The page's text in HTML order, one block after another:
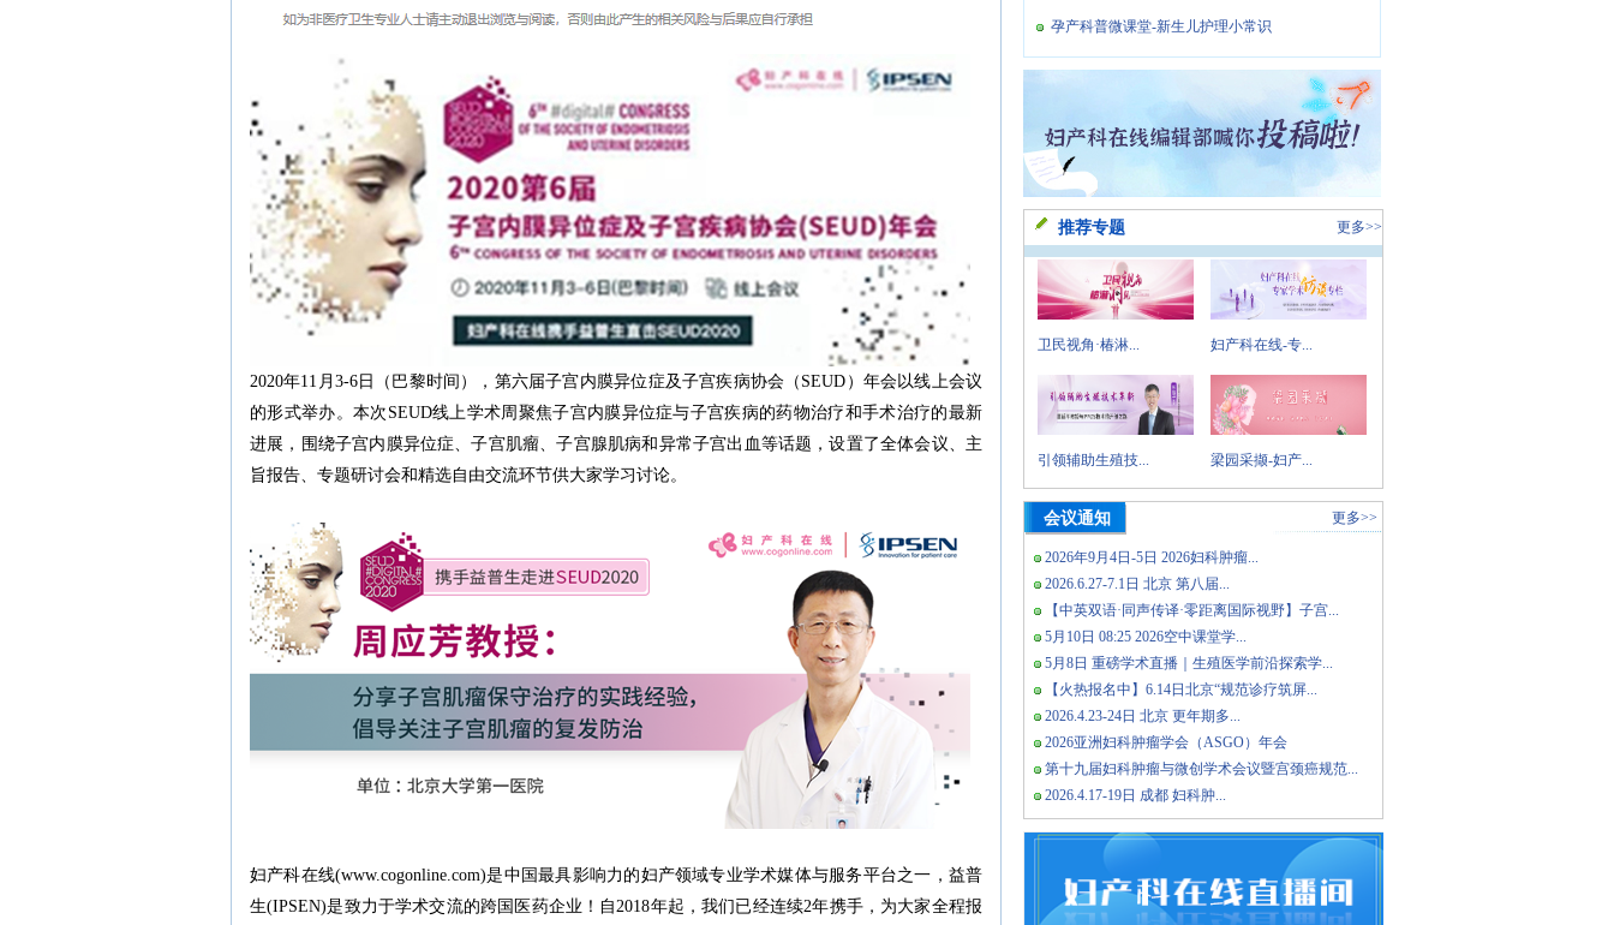
2020年11月3-6日（巴黎时间），第六届子宫内膜异位症及子宫疾病协会（SEUD）年会以线上会议
的形式举办。本次SEUD线上学术周聚焦子宫内膜异位症与子宫疾病的药物治疗和手术治疗的最新
进展，围绕子宫内膜异位症、子宫肌瘤、子宫腺肌病和异常子宫出血等话题，设置了全体会议、主
旨报告、专题研讨会和精选自由交流环节供大家学习讨论。
妇产科在线(www.cogonline.com)是中国最具影响力的妇产领域专业学术媒体与服务平台之一，益普
生(IPSEN)是致力于学术交流的跨国医药企业！自2018年起，我们已经连续2年携手，为大家全程报
孕产科普微课堂-新生儿护理小常识
推荐专题 更多>>
卫民视角·椿淋... 妇产科在线-专...
引领辅助生殖技... 梁园采撷-妇产...
会议通知 更多>>
2026年9月4日-5日 2026妇科肿瘤...
2026.6.27-7.1日 北京 第八届...
【中英双语·同声传译·零距离国际视野】子宫...
5月10日 08:25 2026空中课堂学...
5月8日 重磅学术直播｜生殖医学前沿探索学...
【火热报名中】6.14日北京“规范诊疗筑屏...
2026.4.23-24日 北京 更年期多...
2026亚洲妇科肿瘤学会（ASGO）年会
第十九届妇科肿瘤与微创学术会议暨宫颈癌规范...
2026.4.17-19日 成都 妇科肿...